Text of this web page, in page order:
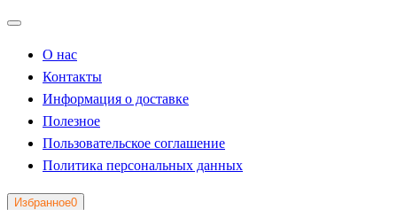
О нас
Контакты
Информация о доставке
Полезное
Пользовательское соглашение
Политика персональных данных
Избранное0